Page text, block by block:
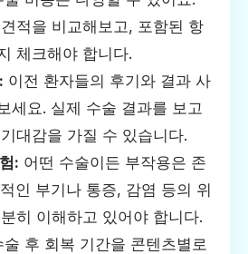
적을 비교해보고, 포함된 항
체크해야 합니다.
이전 환자들의 후기와 결과 사
세요. 실제 수술 결과를 보고
대감을 가질 수 있습니다.
: 어떤 수술이든 부작용은 존
인 부기나 통증, 감염 등의 위
히 이해하고 있어야 합니다.
술 후 회복 기간을 콘텐츠별로